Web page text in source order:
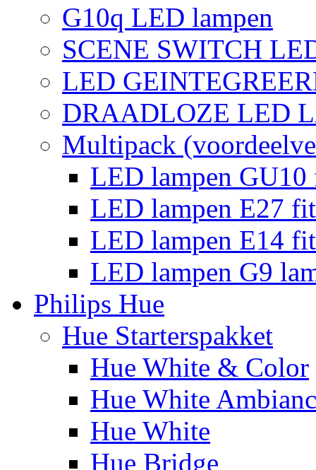
G10q LED lampen
SCENE SWITCH
LED
DRAADLOZE LED
Multipack
LED lampen
LED lampen E27
LED lampen E14
LED lampen G9
Philips Hue
Hue Starterspakket
Hue White & Color
Hue White
Hue White
Hue Bridge